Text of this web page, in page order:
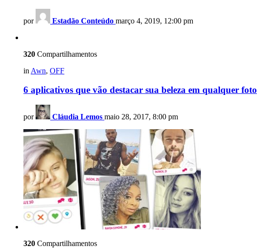
por Estadão Conteúdo março 4, 2019, 12:00 pm
320 Compartilhamentos
in Awn, OFF
6 aplicativos que vão destacar sua beleza em qualquer foto
por Cláudia Lemos maio 28, 2017, 8:00 pm
320 Compartilhamentos